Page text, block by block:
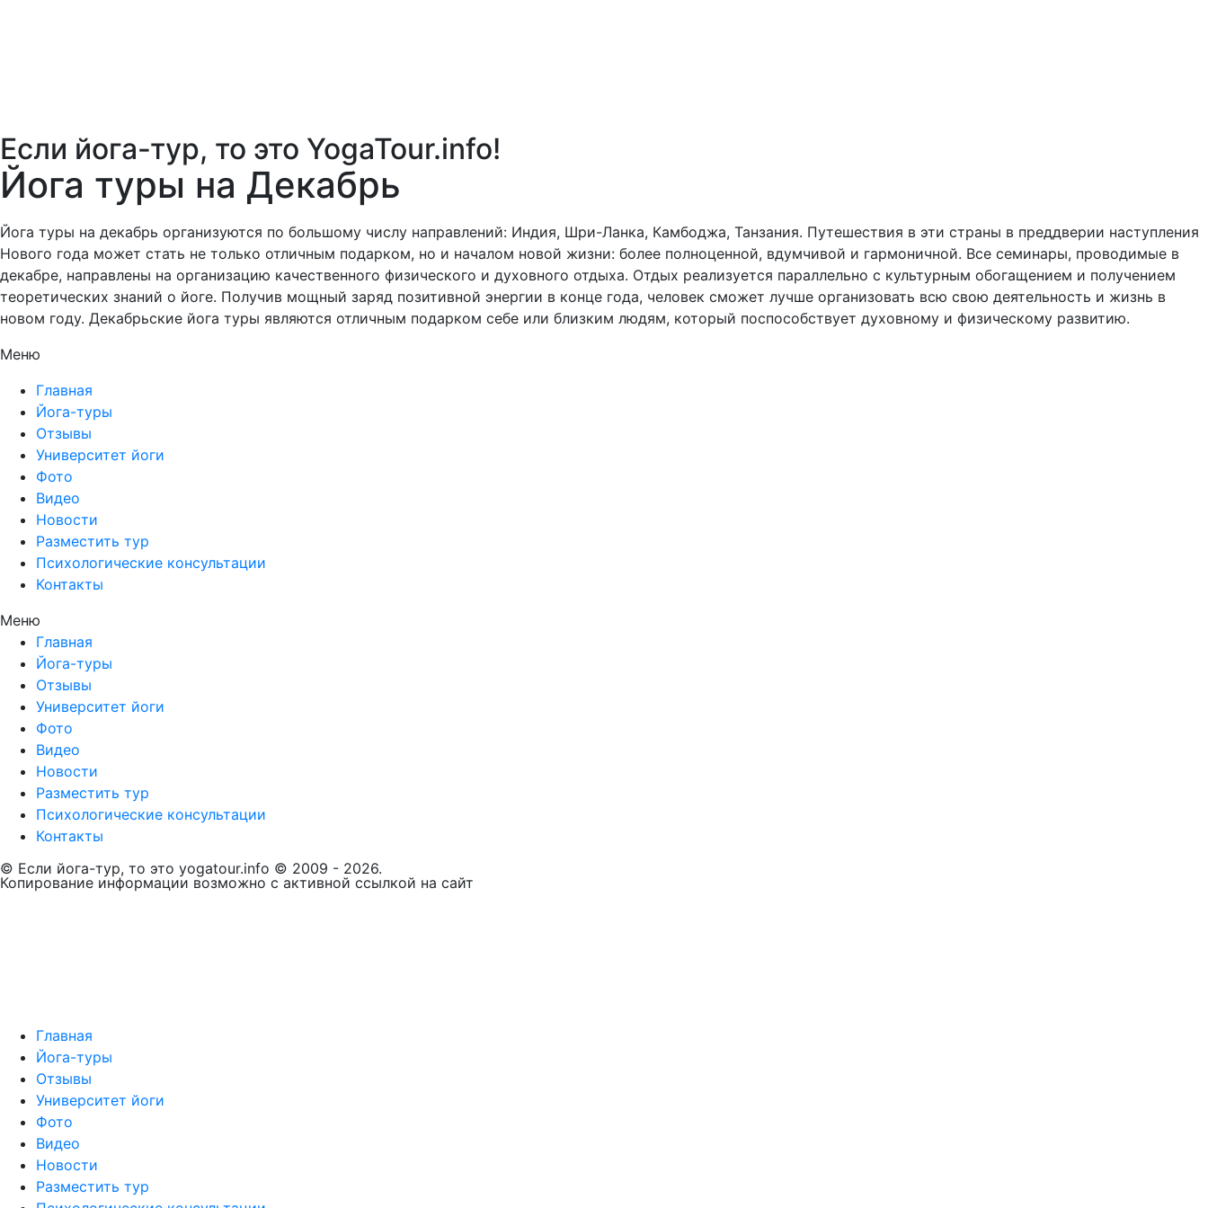
Если йога-тур, то это YogaTour.info!
Йога туры на Декабрь
Йога туры на декабрь организуются по большому числу направлений: Индия, Шри-Ланка, Камбоджа, Танзания. Путешествия в эти страны в преддверии наступления
Нового года может стать не только отличным подарком, но и началом новой жизни: более полноценной, вдумчивой и гармоничной. Все семинары, проводимые в
декабре, направлены на организацию качественного физического и духовного отдыха. Отдых реализуется параллельно с культурным обогащением и получением
теоретических знаний о йоге. Получив мощный заряд позитивной энергии в конце года, человек сможет лучше организовать всю свою деятельность и жизнь в
новом году. Декабрьские йога туры являются отличным подарком себе или близким людям, который поспособствует духовному и физическому развитию.
Меню
Главная
Йога-туры
Отзывы
Университет йоги
Фото
Видео
Новости
Разместить тур
Психологические консультации
Контакты
Меню
Главная
Йога-туры
Отзывы
Университет йоги
Фото
Видео
Новости
Разместить тур
Психологические консультации
Контакты
© Если йога-тур, то это yogatour.info © 2009 - 2026.
Копирование информации возможно с активной ссылкой на сайт
Главная
Йога-туры
Отзывы
Университет йоги
Фото
Видео
Новости
Разместить тур